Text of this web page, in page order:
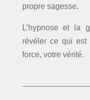
propre sagesse.
L’hypnose et la
révéler ce qui
force, votre vérité.